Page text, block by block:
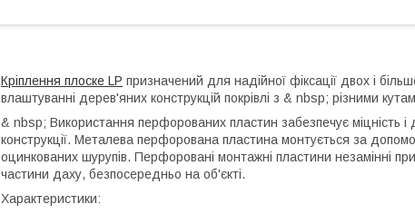
Кріплення плоске LP призначений для надійної фіксації двох і
влаштуванні дерев'яних конструкцій покрівлі з & nbsp; різними
& nbsp; Використання перфорованих пластин забезпечує міцність і
конструкції. Металева перфорована пластина монтується за
оцинкованих шурупів. Перфоровані монтажні пластини незамінні
частини даху, безпосередньо на об'єкті.
Характеристики: